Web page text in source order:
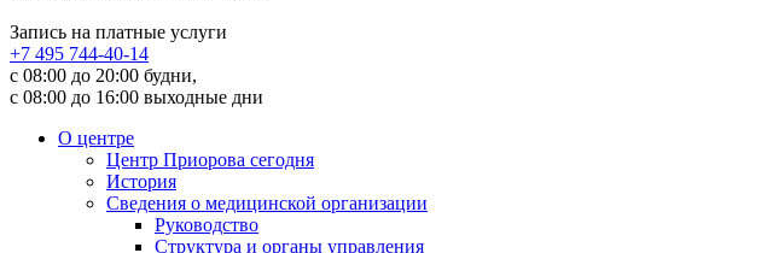
Запись на платные услуги
+7 495 744-40-14
с 08:00 до 20:00 будни,
с 08:00 до 16:00 выходные дни
О центре
Центр Приорова сегодня
История
Сведения о медицинской организации
Руководство
Структура и органы управления